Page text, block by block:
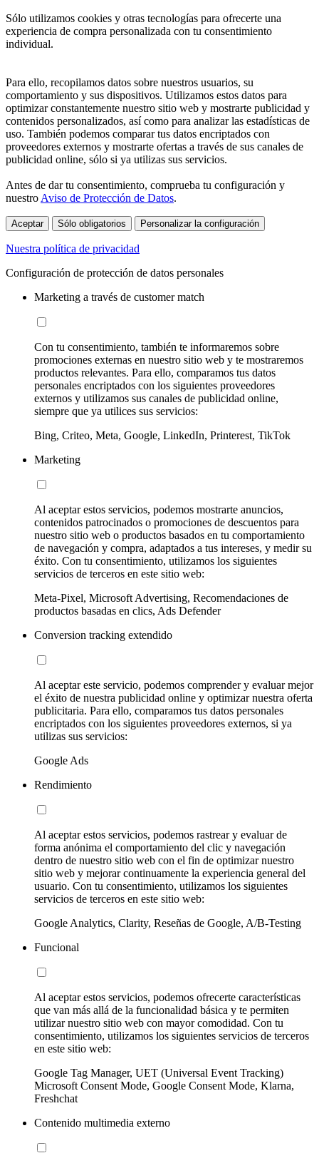
Sólo utilizamos cookies y otras tecnologías para ofrecerte una
experiencia de compra personalizada con tu consentimiento
individual.
Para ello, recopilamos datos sobre nuestros usuarios, su
comportamiento y sus dispositivos. Utilizamos estos datos para
optimizar constantemente nuestro sitio web y mostrarte publicidad y
contenidos personalizados, así como para analizar las estadísticas de
uso. También podemos comparar tus datos encriptados con
proveedores externos y mostrarte ofertas a través de sus canales de
publicidad online, sólo si ya utilizas sus servicios.
Antes de dar tu consentimiento, comprueba tu configuración y
nuestro Aviso de Protección de Datos.
Aceptar Sólo obligatorios Personalizar la configuración
Nuestra política de privacidad
Configuración de protección de datos personales
Marketing a través de customer match
Con tu consentimiento, también te informaremos sobre
promociones externas en nuestro sitio web y te mostraremos
productos relevantes. Para ello, comparamos tus datos
personales encriptados con los siguientes proveedores
externos y utilizamos sus canales de publicidad online,
siempre que ya utilices sus servicios:
Bing, Criteo, Meta, Google, LinkedIn, Printerest, TikTok
Marketing
Al aceptar estos servicios, podemos mostrarte anuncios,
contenidos patrocinados o promociones de descuentos para
nuestro sitio web o productos basados en tu comportamiento
de navegación y compra, adaptados a tus intereses, y medir su
éxito. Con tu consentimiento, utilizamos los siguientes
servicios de terceros en este sitio web:
Meta-Pixel, Microsoft Advertising, Recomendaciones de
productos basadas en clics, Ads Defender
Conversion tracking extendido
Al aceptar este servicio, podemos comprender y evaluar mejor
el éxito de nuestra publicidad online y optimizar nuestra oferta
publicitaria. Para ello, comparamos tus datos personales
encriptados con los siguientes proveedores externos, si ya
utilizas sus servicios:
Google Ads
Rendimiento
Al aceptar estos servicios, podemos rastrear y evaluar de
forma anónima el comportamiento del clic y navegación
dentro de nuestro sitio web con el fin de optimizar nuestro
sitio web y mejorar continuamente la experiencia general del
usuario. Con tu consentimiento, utilizamos los siguientes
servicios de terceros en este sitio web:
Google Analytics, Clarity, Reseñas de Google, A/B-Testing
Funcional
Al aceptar estos servicios, podemos ofrecerte características
que van más allá de la funcionalidad básica y te permiten
utilizar nuestro sitio web con mayor comodidad. Con tu
consentimiento, utilizamos los siguientes servicios de terceros
en este sitio web:
Google Tag Manager, UET (Universal Event Tracking)
Microsoft Consent Mode, Google Consent Mode, Klarna,
Freshchat
Contenido multimedia externo